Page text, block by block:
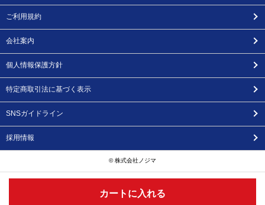
カートに入れる
ご利用規約
会社案内
個人情報保護方針
特定商取引法に基づく表示
SNSガイドライン
採用情報
© 株式会社ノジマ